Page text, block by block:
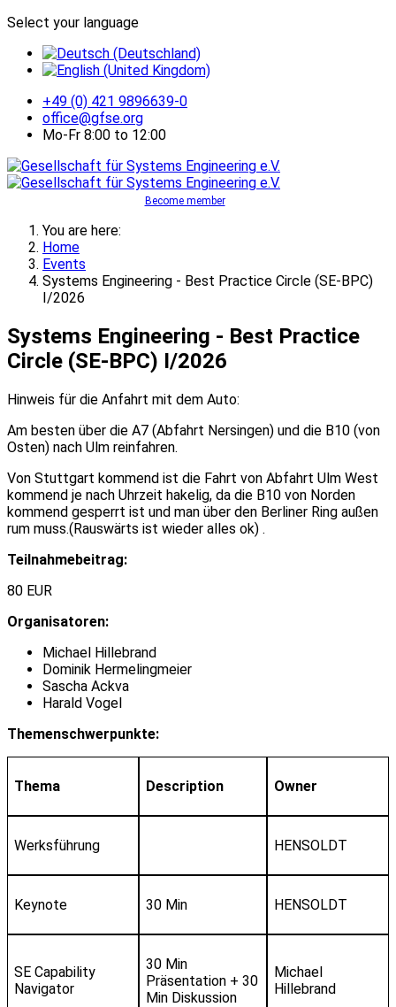
Select your language
+49 (0) 421 9896639-0
office@gfse.org
Mo-Fr 8:00 to 12:00
Become member
You are here:
Home
Events
Systems Engineering - Best Practice Circle (SE-BPC)
I/2026
Systems Engineering - Best Practice
Circle (SE-BPC) I/2026
Hinweis für die Anfahrt mit dem Auto:
Am besten über die A7 (Abfahrt Nersingen) und die B10 (von
Osten) nach Ulm reinfahren.
Von Stuttgart kommend ist die Fahrt von Abfahrt Ulm West
kommend je nach Uhrzeit hakelig, da die B10 von Norden
kommend gesperrt ist und man über den Berliner Ring außen
rum muss.(Rauswärts ist wieder alles ok) .
Teilnahmebeitrag:
80 EUR
Organisatoren:
Michael Hillebrand
Dominik Hermelingmeier
Sascha Ackva
Harald Vogel
Themenschwerpunkte:
Thema Description Owner
Werksführung HENSOLDT
Keynote 30 Min HENSOLDT
SE Capability
Navigator
30 Min
Präsentation + 30
Min Diskussion
Michael
Hillebrand